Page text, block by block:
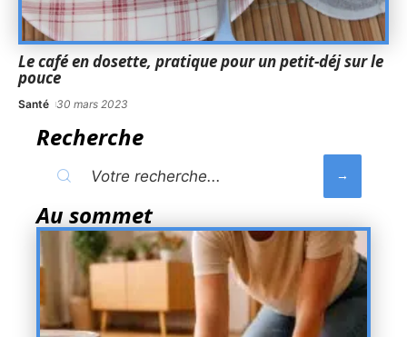
Le café en dosette, pratique pour un petit-déj sur le
pouce
Santé 30 mars 2023
Recherche
Au sommet